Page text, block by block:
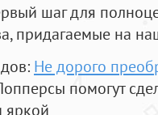
шаг для
придагаемые на
Не дорого
помогут
яркой